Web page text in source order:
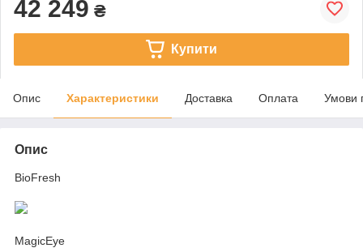
42 249 ₴
Купити
Опис Характеристики Доставка Оплата Умови
Опис
BioFresh
MagicEye